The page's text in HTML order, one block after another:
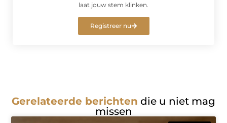
laat jouw stem klinken.
Registreer nu
Gerelateerde berichten die u niet mag
missen